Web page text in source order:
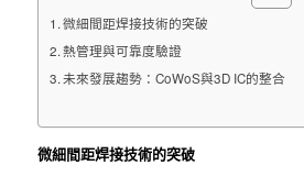
微細間距焊接技術的突破
熱管理與可靠度驗證
未來發展趨勢：CoWoS與3D IC的整合
微細間距焊接技術的突破